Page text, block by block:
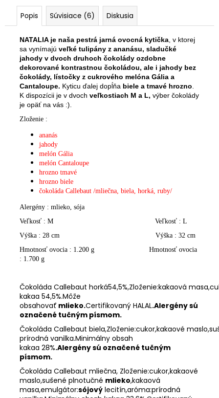
Popis Súvisiace (6) Diskusia
NATALIA je naša pestrá jarná ovocná kytička , v ktorej
sa vynímajú veľké tulipány z ananásu, sladučké
jahody v dvoch druhoch čokolády ozdobne
dekorované kontrastnou čokoládou, ale i jahody bez
čokolády, lístočky z cukrového melóna Gália a
Cantaloupe. Kyticu ďalej dopĺňa biele a tmavé hrozno
K dispozícii je v dvoch veľkostiach M a L, výber čokolády
je opäť na vás :).
Zloženie :
ananás
jahody
melón Gália
melón Cantaloupe
hrozno tmavé
hrozno biele
čokoláda Callebaut /mliečna, biela, horká, ruby/
Alergény : mlieko, sója
Veľkosť : M Veľkosť : L
Výška : 28 cm Výška : 32 cm
Hmotnosť ovocia : 1.200 g Hmotnosť ovocia
: 1.700 g
Čokoláda Callebaut horká54,5%,Zloženie:kakaová
kakaa 54,5%.Môže
obsahovať mlieko.Certifikovaný HALAL.Alergénysú
označené tučným písmom.
Čokoláda Callebaut biela,Zloženie:cukor,kakaové
prírodná vanilka.Minimálny obsah
kakaa 28%.Alergény sú označené tučným
písmom.
Čokoláda Callebaut mliečna, Zloženie:cukor,kakaové
maslo,sušené plnotučné mlieko,kakaová
masa,emulgátor:sójový lecitín,aróma:prírodná